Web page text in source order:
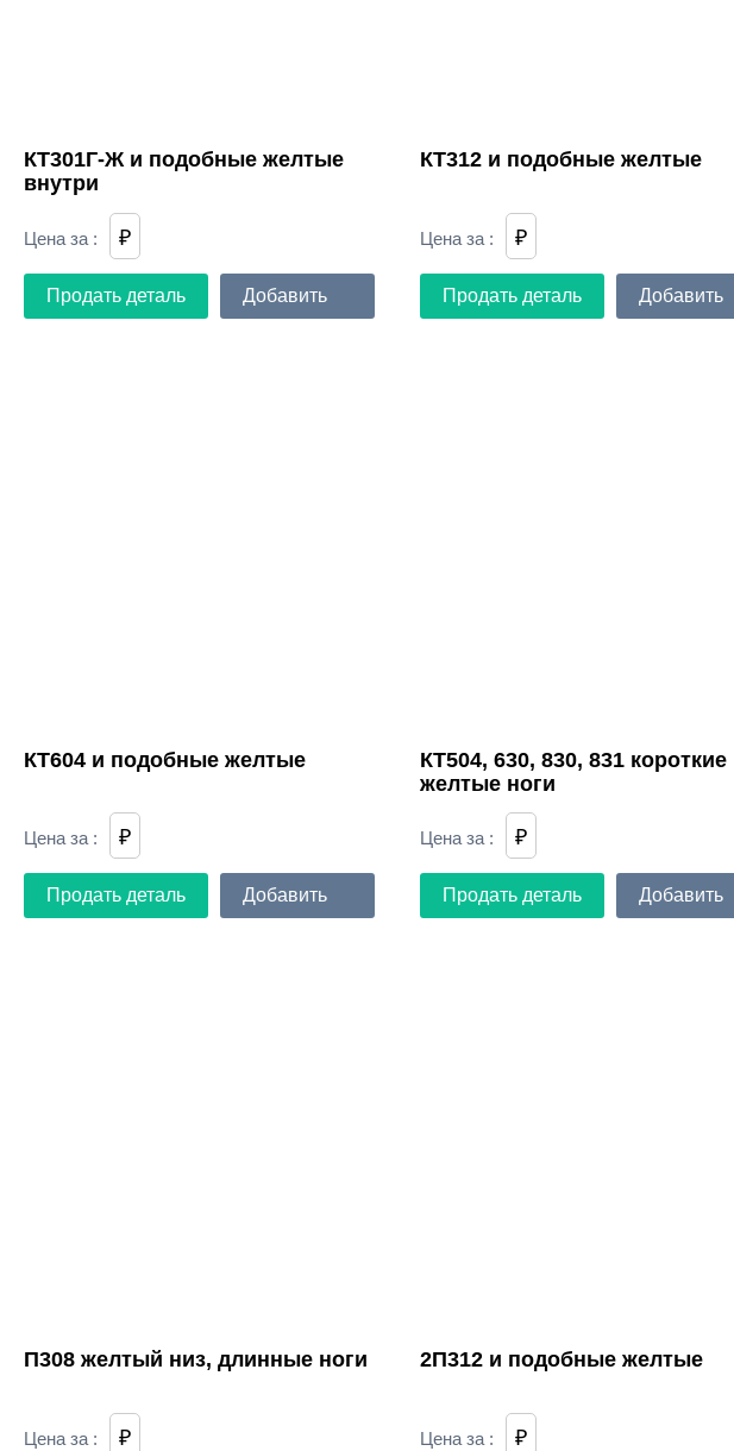
КТ301Г-Ж и подобные желтые
внутри
Цена за : ₽
Продать деталь Добавить
КТ312 и подобные желтые
Цена за : ₽
Продать деталь Добавить
КТ604 и подобные желтые
Цена за : ₽
Продать деталь Добавить
КТ504, 630, 830, 831 короткие
желтые ноги
Цена за : ₽
Продать деталь Добавить
П308 желтый низ, длинные ноги
Цена за : ₽
2П312 и подобные желтые
Цена за : ₽